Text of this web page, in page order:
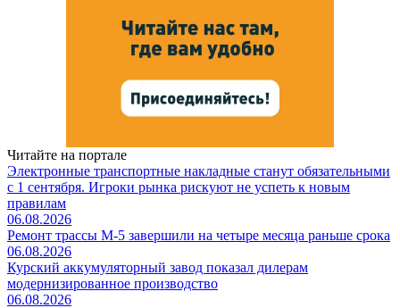
Читайте на портале
Электронные транспортные накладные станут обязательными
с 1 сентября. Игроки рынка рискуют не успеть к новым
правилам
06.08.2026
Ремонт трассы М-5 завершили на четыре месяца раньше срока
06.08.2026
Курский аккумуляторный завод показал дилерам
модернизированное производство
06.08.2026